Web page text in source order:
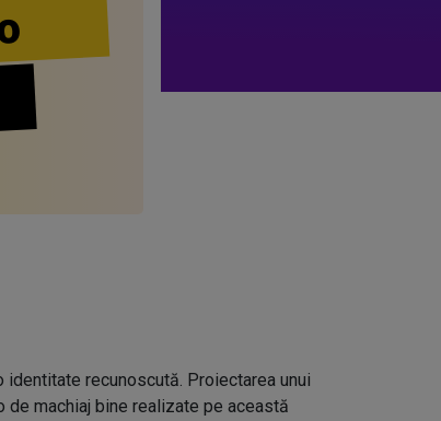
recunoscută. Proiectarea unui
machiaj bine realizate pe această